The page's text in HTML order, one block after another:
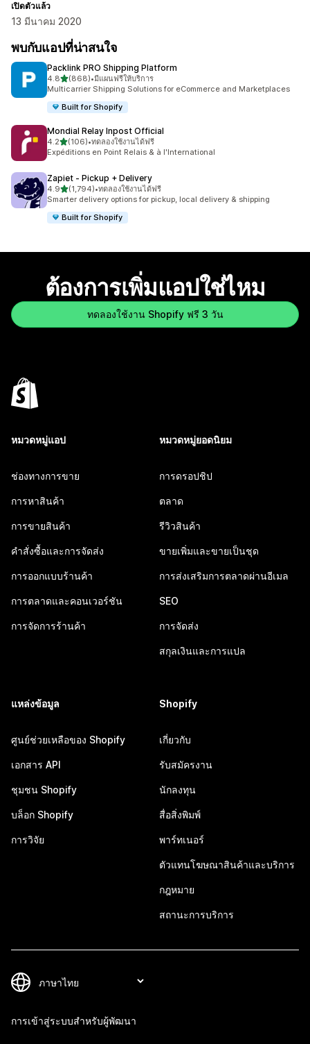
เปิดตัวแล้ว
13 มีนาคม 2020
พบกับแอปที่น่าสนใจ
Packlink PRO Shipping Platform
4.8เต็ม 5 ดาว
(868)
ทั้งหมด 868 รีวิว
•มีแผนฟรีให้บริการ
Multicarrier Shipping Solutions for eCommerce and Marketplaces
Built for Shopify
Mondial Relay Inpost Official
4.2เต็ม 5 ดาว
(106)
ทั้งหมด 106 รีวิว
•ทดลองใช้งานได้ฟรี
Expéditions en Point Relais & à l'International
Zapiet ‑ Pickup + Delivery
4.9เต็ม 5 ดาว
(1,794)
ทั้งหมด 1794 รีวิว
•ทดลองใช้งานได้ฟรี
Smarter delivery options for pickup, local delivery & shipping
Built for Shopify
ต้องการเพิ่มแอปใช่ไหม
ทดลองใช้งาน Shopify ฟรี 3 วัน
หมวดหมู่แอป
ช่องทางการขาย
การหาสินค้า
การขายสินค้า
คำสั่งซื้อและการจัดส่ง
การออกแบบร้านค้า
การตลาดและคอนเวอร์ชัน
การจัดการร้านค้า
หมวดหมู่ยอดนิยม
การดรอปชิป
ตลาด
รีวิวสินค้า
ขายเพิ่มและขายเป็นชุด
การส่งเสริมการตลาดผ่านอีเมล
SEO
การจัดส่ง
สกุลเงินและการแปล
แหล่งข้อมูล
ศูนย์ช่วยเหลือของ Shopify
เอกสาร API
ชุมชน Shopify
บล็อก Shopify
การวิจัย
Shopify
เกี่ยวกับ
รับสมัครงาน
นักลงทุน
สื่อสิ่งพิมพ์
พาร์ทเนอร์
ตัวแทนโฆษณาสินค้าและบริการ
กฎหมาย
สถานะการบริการ
การเข้าสู่ระบบสำหรับผู้พัฒนา